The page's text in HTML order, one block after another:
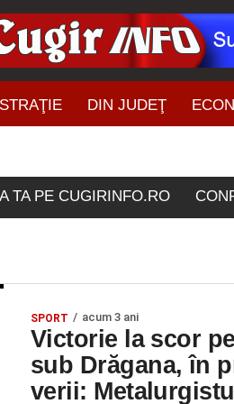
DIN JUDEŢ
TA PE CUGIRINFO.RO
SPORT acum 3 ani
Victorie la scor
sub Drăgana, în
verii: